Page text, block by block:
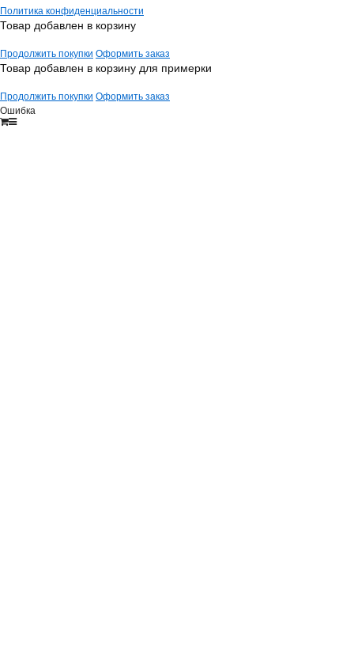
Политика конфиденциальности
Товар добавлен в корзину
Продолжить покупки Оформить заказ
Товар добавлен в корзину для примерки
Продолжить покупки Оформить заказ
Ошибка